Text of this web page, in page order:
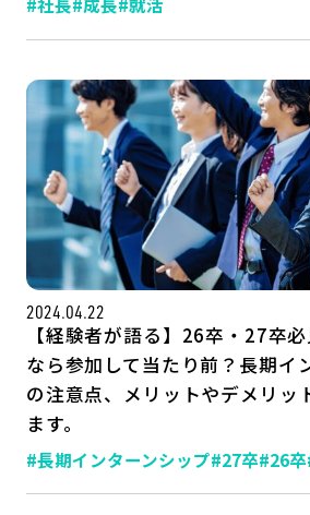
インタツアー活用法
LINE登録
サイトマップ
お問
プラ
公式SNSはこちら
2024.04.22
【経験者が語る】26卒・27卒
なら参加して当たり前？長期イ
の注意点、メリットやデメリッ
ます。
#長期インターンシップ#27卒#26卒